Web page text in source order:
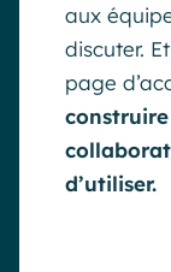
aux
discuter.
page
d’utiliser.